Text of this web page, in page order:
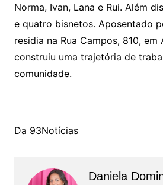
Norma, Ivan, Lana e Rui. Além
e quatro bisnetos. Aposentado
residia na Rua Campos, 810, em
construiu uma trajetória de
comunidade.
Da 93Notícias
Daniela